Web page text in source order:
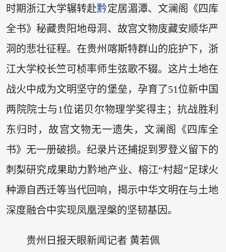
时期浙江大学辗转赴黔定居湄潭、文澜阁《四库
全书》秘藏贵阳地母洞、故宫文物庋藏安顺华严
洞的悲壮征程。在贵州喀斯特群山的庇护下，浙
江大学校长竺可桢率师生弦歌不辍。这片土地在
战火中成为文明坚守的堡垒，孕育了51位新中国
两院院士与1位诺贝尔物理学奖得主；抗战胜利
东归时，故宫文物无一遗失，文澜阁《四库全
书》无一册破损。纪录片还捕捉到罗登义留下的
刺梨研究成果助力黔地产业、榕江“村超”足球火
种源自西迁等当代回响，揭示中华文明在与土地
深度融合中实现凤凰涅槃的坚韧基因。
贵州日报天眼新闻记者 黄若佩